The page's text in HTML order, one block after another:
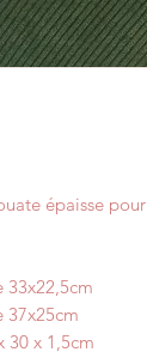
épaisse pour
30 x 1,5cm